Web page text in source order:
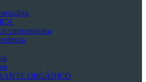
vitroceramica
ORGÁNICO